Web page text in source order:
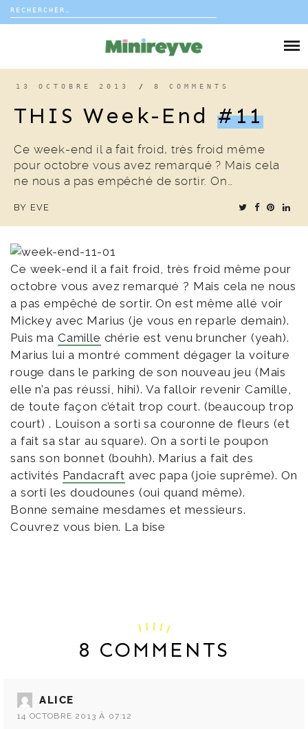
Rechercher :
DÉCO
VOYAGE
13 OCTOBRE 2013 / 8 COMMENTS
THIS Week-End #11
Ce week-end il a fait froid, très froid même
pour octobre vous avez remarqué ? Mais cela
ne nous a pas empêché de sortir. On…
BY EVE
Ce week-end il a fait froid, très froid même pour
octobre vous avez remarqué ? Mais cela ne nous
a pas empêché de sortir. On est même allé voir
Mickey avec Marius (je vous en reparle demain).
Puis ma Camille chérie est venu bruncher (yeah).
Marius lui a montré comment dégager la voiture
rouge dans le parking de son nouveau jeu (Mais
elle n’a pas réussi, hihi). Va falloir revenir Camille,
de toute façon c’était trop court. (beaucoup trop
court) . Louison a sorti sa couronne de fleurs (et
a fait sa star au square). On a sorti le poupon
sans son bonnet (bouhh). Marius a fait des
activités Pandacraft avec papa (joie suprême). On
a sorti les doudounes (oui quand même).
Bonne semaine mesdames et messieurs.
Couvrez vous bien. La bise
8 COMMENTS
ALICE
14 OCTOBRE 2013 À 07:12